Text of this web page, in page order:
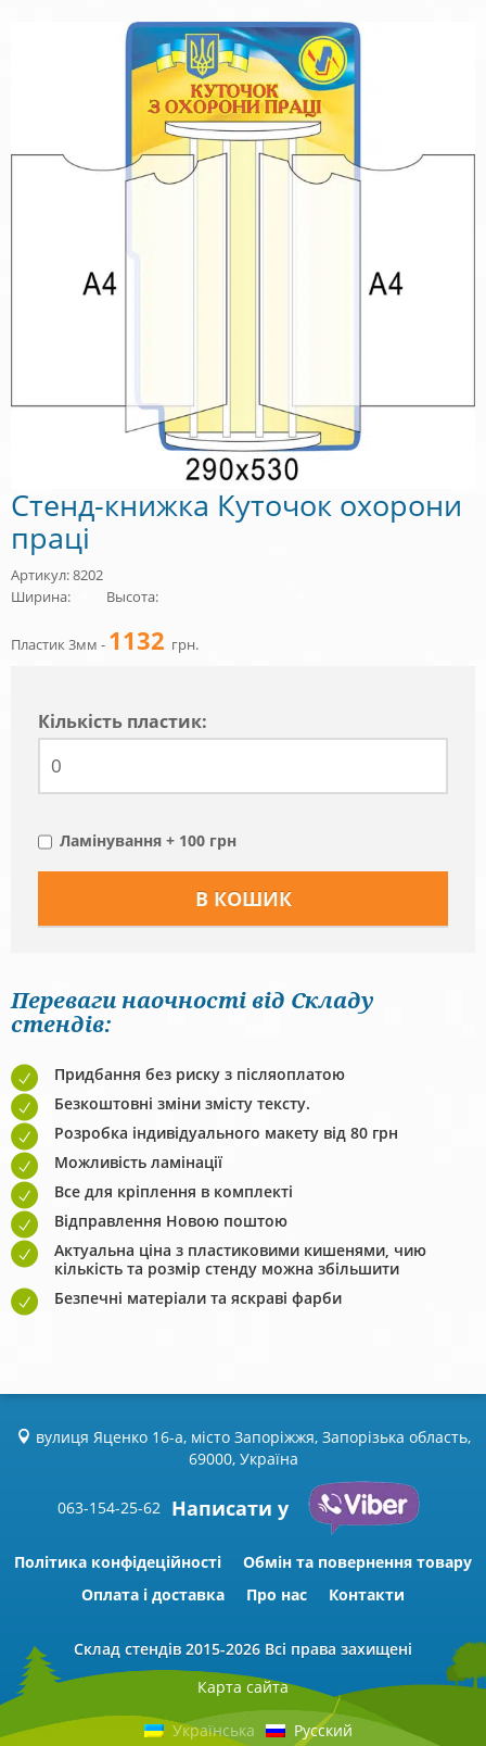
Стенд-книжка Куточок охорони
праці
Артикул: 8202
Ширина:
Высота:
Пластик 3мм - 1132 грн.
Кiлькiсть пластик:
Ламінування + 100 грн
Переваги наочності від Складу
стендів:
Придбання без риску з післяоплатою
Безкоштовні зміни змісту тексту.
Розробка індивідуального макету від 80 грн
Можливість ламінації
Все для кріплення в комплекті
Відправлення Новою поштою
Актуальна ціна з пластиковими кишенями, чию
кількість та розмір стенду можна збільшити
Безпечні матеріали та яскраві фарби
вулиця Яценко 16-а, місто Запоріжжя, Запорізька область,
69000, Україна
063-154-25-62 Написати у
Політика конфідеційності
Обмін та повернення товару
Оплата і доставка
Про нас Контакти
Склад стендів 2015-2026 Всі права захищені
Карта сайта
Українська Русский